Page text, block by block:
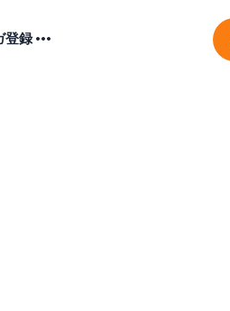
登録